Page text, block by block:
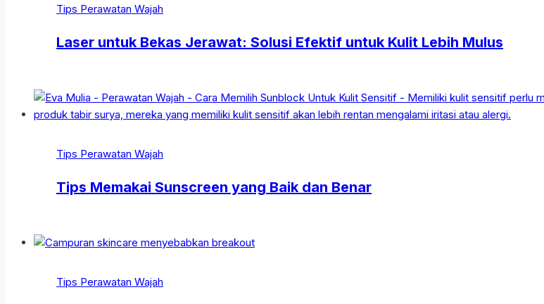
Tips Perawatan Wajah
Laser untuk Bekas Jerawat: Solusi Efektif untuk Kulit Lebih Mulus
Tips Perawatan Wajah
Tips Memakai Sunscreen yang Baik dan Benar
Tips Perawatan Wajah